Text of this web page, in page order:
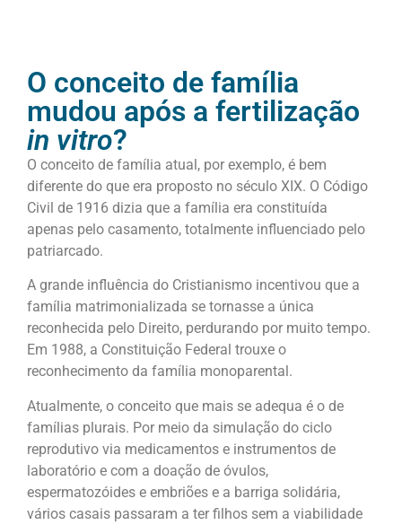
O conceito de família
mudou após a fertilização
in vitro?
O conceito de família atual, por exemplo, é bem
diferente do que era proposto no século XIX. O Código
Civil de 1916 dizia que a família era constituída
apenas pelo casamento, totalmente influenciado pelo
patriarcado.
A grande influência do Cristianismo incentivou que a
família matrimonializada se tornasse a única
reconhecida pelo Direito, perdurando por muito tempo.
Em 1988, a Constituição Federal trouxe o
reconhecimento da família monoparental.
Atualmente, o conceito que mais se adequa é o de
famílias plurais. Por meio da simulação do ciclo
reprodutivo via medicamentos e instrumentos de
laboratório e com a doação de óvulos,
espermatozóides e embriões e a barriga solidária,
vários casais passaram a ter filhos sem a viabilidade